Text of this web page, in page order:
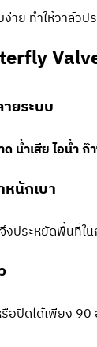
าย ทำให้วาล์ว
ยระบบ
ด น้ำเสีย ไอน้ำ
นักเบา
งประหยัดพื้นที่ใ
ปิดได้เพียง 90